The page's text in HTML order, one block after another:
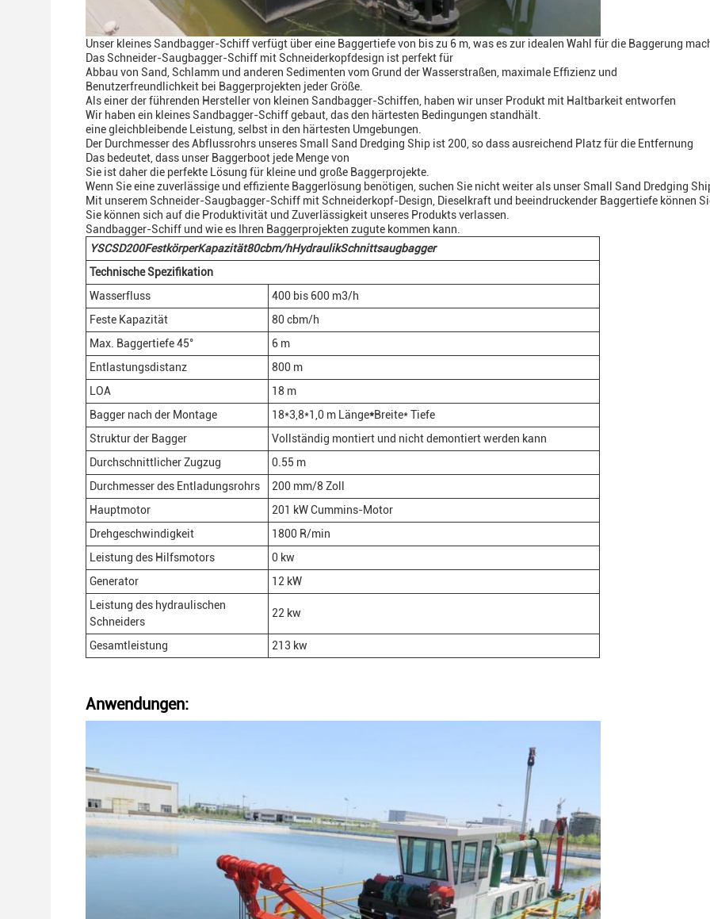
Unser kleines Sandbagger-Schiff verfügt über eine Baggertiefe von bis zu 6 m, was es zur idealen Wahl für die Baggerung
Das Schneider-Saugbagger-Schiff mit Schneiderkopfdesign ist perfekt für
Abbau von Sand, Schlamm und anderen Sedimenten vom Grund der Wasserstraßen, maximale Effizienz und
Benutzerfreundlichkeit bei Baggerprojekten jeder Größe.
Als einer der führenden Hersteller von kleinen Sandbagger-Schiffen, haben wir unser Produkt mit Haltbarkeit entworfen
Wir haben ein kleines Sandbagger-Schiff gebaut, das den härtesten Bedingungen standhält.
eine gleichbleibende Leistung, selbst in den härtesten Umgebungen.
Der Durchmesser des Abflussrohrs unseres Small Sand Dredging Ship ist 200, so dass ausreichend Platz für die Entfernung
Das bedeutet, dass unser Baggerboot jede Menge von
Sie ist daher die perfekte Lösung für kleine und große Baggerprojekte.
Wenn Sie eine zuverlässige und effiziente Baggerlösung benötigen, suchen Sie nicht weiter als unser Small Sand Dredging
Mit unserem Schneider-Saugbagger-Schiff mit Schneiderkopf-Design, Dieselkraft und beeindruckender Baggertiefe können
Sie können sich auf die Produktivität und Zuverlässigkeit unseres Produkts verlassen.
Sandbagger-Schiff und wie es Ihren Baggerprojekten zugute kommen kann.
YSCSD200FestkörperKapazität80cbm/hHydraulikSchnittsaugbagger
Technische Spezifikation
Wasserfluss
400 bis 600 m3/h
Feste Kapazität
80 cbm/h
Max. Baggertiefe 45°
6 m
Entlastungsdistanz
800 m
LOA
18 m
Bagger nach der Montage
18*3,8*1,0 m Länge*Breite* Tiefe
Struktur der Bagger
Vollständig montiert und nicht demontiert werden kann
Durchschnittlicher Zugzug
0.55 m
Durchmesser des Entladungsrohrs
200 mm/8 Zoll
Hauptmotor
201 kW Cummins-Motor
Drehgeschwindigkeit
1800 R/min
Leistung des Hilfsmotors
0 kw
Generator
12 kW
Leistung des hydraulischen
Schneiders
22 kw
Gesamtleistung 213 kw
Anwendungen: